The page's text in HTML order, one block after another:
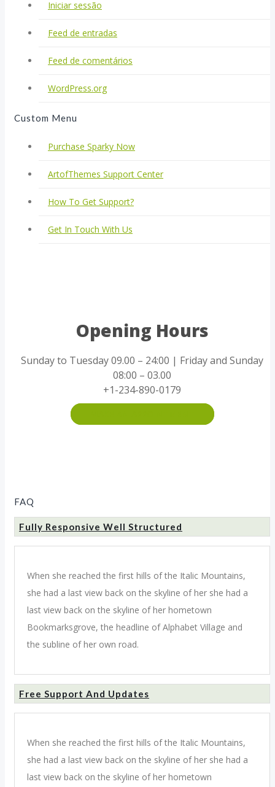
Iniciar sessão
Feed de entradas
Feed de comentários
WordPress.org
Custom Menu
Purchase Sparky Now
ArtofThemes Support Center
How To Get Support?
Get In Touch With Us
Opening Hours
Sunday to Tuesday 09.00 – 24:00 | Friday and Sunday
08:00 – 03.00
+1-234-890-0179
FAQ
Fully Responsive Well Structured
When she reached the first hills of the Italic Mountains,
she had a last view back on the skyline of her she had a
last view back on the skyline of her hometown
Bookmarksgrove, the headline of Alphabet Village and
the subline of her own road.
Free Support And Updates
When she reached the first hills of the Italic Mountains,
she had a last view back on the skyline of her she had a
last view back on the skyline of her hometown